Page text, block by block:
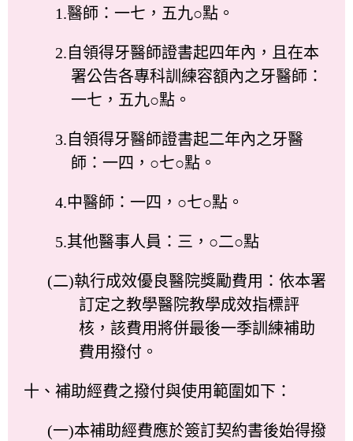
1.醫師：一七，五九○點。
2.自領得牙醫師證書起四年內，且在本
署公告各專科訓練容額內之牙醫師：
一七，五九○點。
3.自領得牙醫師證書起二年內之牙醫
師：一四，○七○點。
4.中醫師：一四，○七○點。
5.其他醫事人員：三，○二○點
(二)執行成效優良醫院獎勵費用：依本署
訂定之教學醫院教學成效指標評
核，該費用將併最後一季訓練補助
費用撥付。
十、補助經費之撥付與使用範圍如下：
(一)本補助經費應於簽訂契約書後始得撥